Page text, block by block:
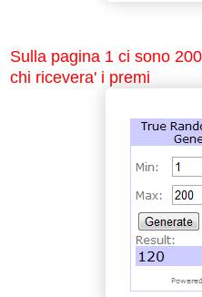
Sulla pagina 1 ci sono
chi ricevera' i premi